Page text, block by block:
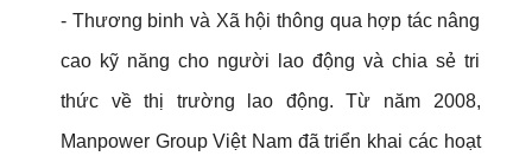
- Thương binh và Xã hội thông qua hợp tác nâng
cao kỹ năng cho người lao động và chia sẻ tri
thức về thị trường lao động. Từ năm 2008,
Manpower Group Việt Nam đã triển khai các hoạt